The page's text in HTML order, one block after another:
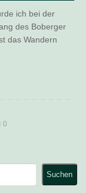
ich bei der
des Boberger
das Wandern
0
Suchen